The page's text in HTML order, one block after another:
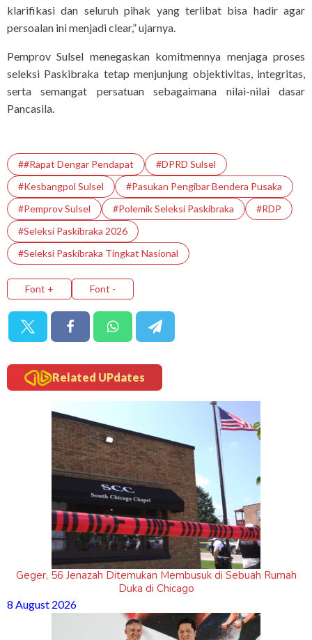
klarifikasi dan seluruh pihak yang terlibat bisa hadir agar
persoalan ini menjadi clear,” ujarnya.
Pemprov Sulsel menegaskan komitmennya menjaga proses
seleksi Paskibraka tetap menjunjung objektivitas, integritas,
serta semangat persatuan sebagaimana nilai-nilai dasar
Pancasila.
##Rapat Dengar Pendapat
#DPRD Sulsel
#Kesbangpol Sulsel
#Pasukan Pengibar Bendera Pusaka
#Pemprov Sulsel
#Polemik Seleksi Paskibraka
#RDP
#Seleksi Paskibraka 2026
#seleksi Paskibraka Tingkat Nasional
Font + Font -
Related UPdates
Geger, 56 Jenazah Ditemukan Membusuk di Sebuah Rumah
Duka di Chicago
8 August 2026